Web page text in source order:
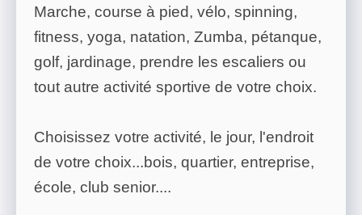
Marche, course à pied, vélo, spinning,
fitness, yoga, natation, Zumba, pétanque,
golf, jardinage, prendre les escaliers ou
tout autre activité sportive de votre choix.
Choisissez votre activité, le jour, l'endroit
de votre choix...bois, quartier, entreprise,
école, club senior....